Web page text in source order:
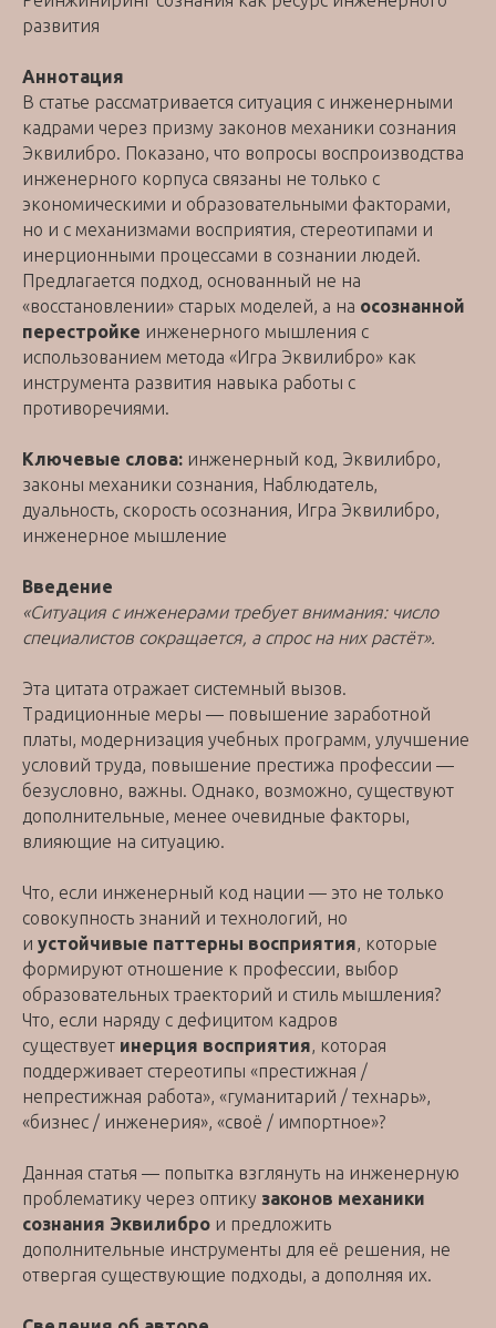
развития
Аннотация
В статье рассматривается ситуация с инженерными
кадрами через призму законов механики сознания
Эквилибро. Показано, что вопросы воспроизводства
инженерного корпуса связаны не только с
экономическими и образовательными факторами,
но и с механизмами восприятия, стереотипами и
инерционными процессами в сознании людей.
Предлагается подход, основанный не на
«восстановлении» старых моделей, а на осознанной
перестройке инженерного мышления с
использованием метода «Игра Эквилибро» как
инструмента развития навыка работы с
противоречиями.
Ключевые слова: инженерный код, Эквилибро,
законы механики сознания, Наблюдатель,
дуальность, скорость осознания, Игра Эквилибро,
инженерное мышление
Введение
«Ситуация с инженерами требует внимания: число
специалистов сокращается, а спрос на них растёт».
Эта цитата отражает системный вызов.
Традиционные меры — повышение заработной
платы, модернизация учебных программ, улучшение
условий труда, повышение престижа профессии —
безусловно, важны. Однако, возможно, существуют
дополнительные, менее очевидные факторы,
влияющие на ситуацию.
Что, если инженерный код нации — это не только
совокупность знаний и технологий, но
и устойчивые паттерны восприятия, которые
формируют отношение к профессии, выбор
образовательных траекторий и стиль мышления?
Что, если наряду с дефицитом кадров
существует инерция восприятия, которая
поддерживает стереотипы «престижная /
непрестижная работа», «гуманитарий / технарь»,
«бизнес / инженерия», «своё / импортное»?
Данная статья — попытка взглянуть на инженерную
проблематику через оптику законов механики
сознания Эквилибро и предложить
дополнительные инструменты для её решения, не
отвергая существующие подходы, а дополняя их.